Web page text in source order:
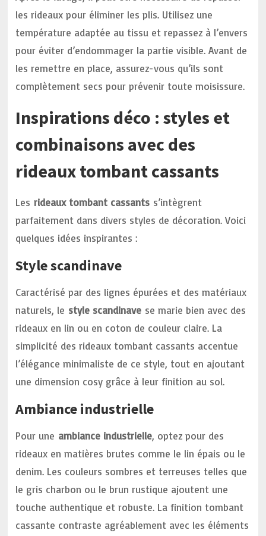
les rideaux pour éliminer les plis. Utilisez une
température adaptée au tissu et repassez à l’envers
pour éviter d’endommager la partie visible. Avant de
les remettre en place, assurez-vous qu’ils sont
complètement secs pour prévenir toute moisissure.
Inspirations déco : styles et
combinaisons avec des
rideaux tombant cassants
Lesrideaux tombant cassants s’intègrent
parfaitement dans divers styles de décoration. Voici
quelques idées inspirantes :
Style scandinave
Caractérisé par des lignes épurées et des matériaux
naturels, le style scandinave se marie bien avec des
rideaux en lin ou en coton de couleur claire. La
simplicité des rideaux tombant cassants accentue
l’élégance minimaliste de ce style, tout en ajoutant
une dimension cosy grâce à leur finition au sol.
Ambiance industrielle
Pour une ambiance industrielle, optez pour des
rideaux en matières brutes comme le lin épais ou le
denim. Les couleurs sombres et terreuses telles que
le gris charbon ou le brun rustique ajoutent une
touche authentique et robuste. La finition tombant
cassante contraste agréablement avec les éléments